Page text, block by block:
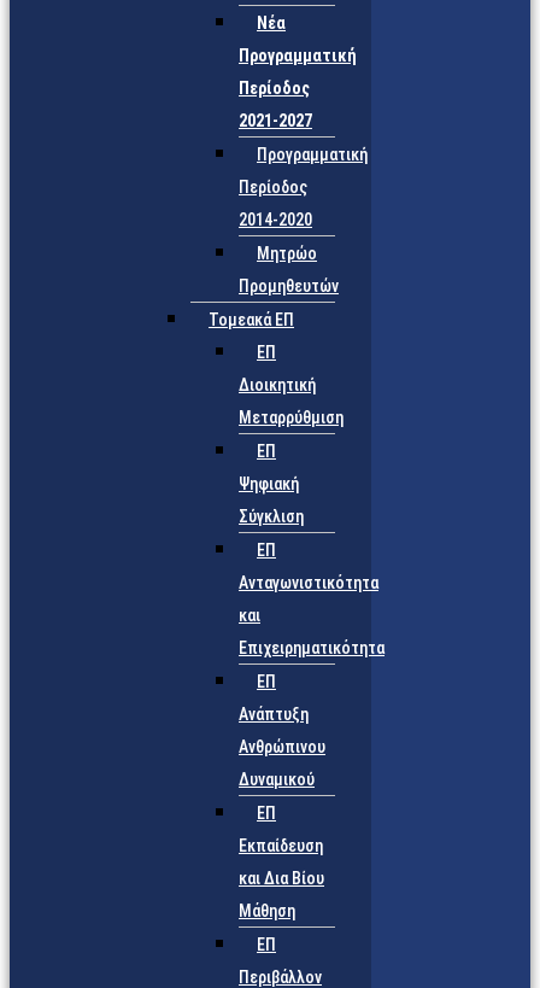
Νέα
Προγραμματική
Περίοδος
2021-2027
Προγραμματική
Περίοδος
2014-2020
Μητρώο
Προμηθευτών
Τομεακά ΕΠ
ΕΠ
Διοικητική
Μεταρρύθμιση
ΕΠ
Ψηφιακή
Σύγκλιση
ΕΠ
Ανταγωνιστικότητα
και
Επιχειρηματικότητα
ΕΠ
Ανάπτυξη
Ανθρώπινου
Δυναμικού
ΕΠ
Εκπαίδευση
και Δια Βίου
Μάθηση
ΕΠ
Περιβάλλον